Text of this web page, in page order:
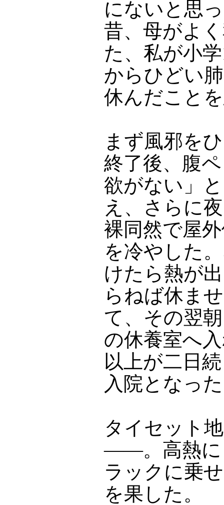
にないと思
昔、母がよ
た、私が小
からひどい
休んだこと
まず風邪を
終了後、腹
欲がない」
え、さらに
裸同然で屋
を冷やした
けたら熱が
らねば休ま
て、その翌
の休養室へ
以上が二日
入院となっ
タイセット
――。高熱に
ラックに乗
を果した。